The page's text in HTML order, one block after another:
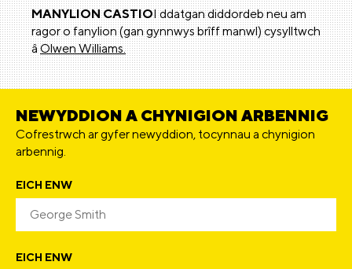
MANYLION CASTIOI ddatgan diddordeb neu am
ragor o fanylion (gan gynnwys brîff manwl) cysylltwch
âOlwen Williams.
NEWYDDION A CHYNIGION ARBENNIG
Cofrestrwch ar gyfer newyddion, tocynnau a chynigion
arbennig.
EICH ENW
EICH ENW